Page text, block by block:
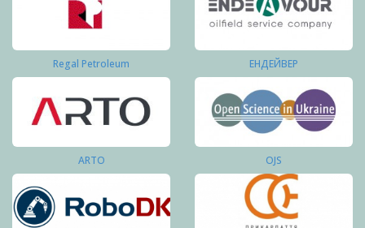
Regal Petroleum ЕНДЕЙВЕР
ARTO OJS